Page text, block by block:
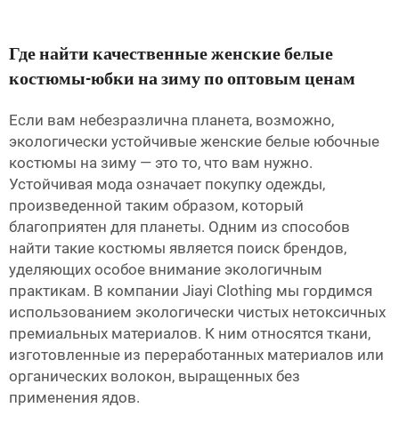
Где найти качественные женские белые
костюмы-юбки на зиму по оптовым ценам
Если вам небезразлична планета, возможно,
экологически устойчивые женские белые юбочные
костюмы на зиму — это то, что вам нужно.
Устойчивая мода означает покупку одежды,
произведенной таким образом, который
благоприятен для планеты. Одним из способов
найти такие костюмы является поиск брендов,
уделяющих особое внимание экологичным
практикам. В компании Jiayi Clothing мы гордимся
использованием экологически чистых нетоксичных
премиальных материалов. К ним относятся ткани,
изготовленные из переработанных материалов или
органических волокон, выращенных без
применения ядов.